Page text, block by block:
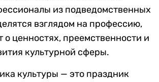
из подведомственных
взглядом на профессию,
о ценностях, преемственности и
культурной сферы.
культуры — это праздник